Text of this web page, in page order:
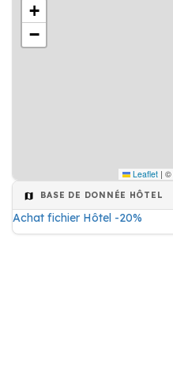
+
−
Leaflet | ©
BASE DE DONNÉE HÔTEL
Achat fichier Hôtel -20%